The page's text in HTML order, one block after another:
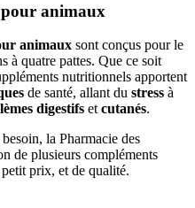
animaux
animaux sont conçus pour le
à quatre pattes. Que ce soit
nutritionnels apportent
de santé, allant du stress à
digestifs etcutanés.
la Pharmacie des
de plusieurs compléments
prix, et de qualité.